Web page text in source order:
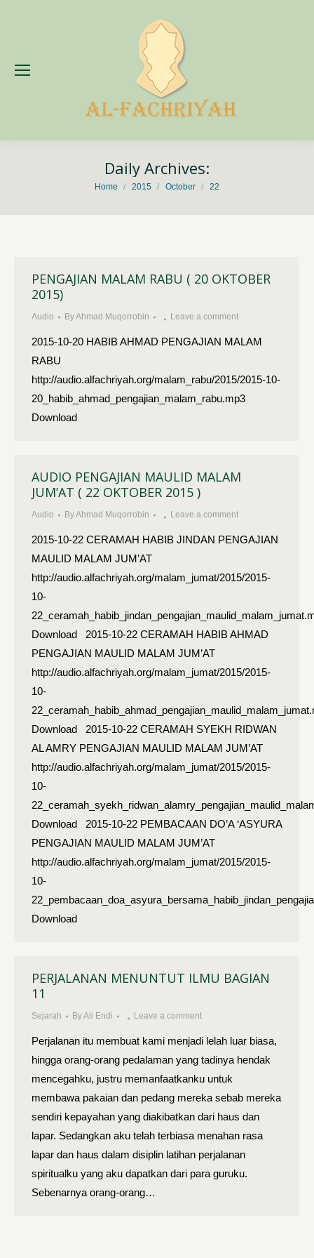
Daily Archives:
You are here:
Home 2015 October 22
PENGAJIAN MALAM RABU ( 20 OKTOBER
2015)
Audio ByAhmad Muqorrobin Leave a comment
2015-10-20 HABIB AHMAD PENGAJIAN MALAM
RABU
http://audio.alfachriyah.org/malam_rabu/2015/2015-10-
20_habib_ahmad_pengajian_malam_rabu.mp3
Download
AUDIO PENGAJIAN MAULID MALAM
JUM’AT ( 22 OKTOBER 2015 )
Audio ByAhmad Muqorrobin Leave a comment
2015-10-22 CERAMAH HABIB JINDAN PENGAJIAN
MAULID MALAM JUM’AT
http://audio.alfachriyah.org/malam_jumat/2015/2015-
10-
Download 2015-10-22 CERAMAH HABIB AHMAD
PENGAJIAN MAULID MALAM JUM’AT
http://audio.alfachriyah.org/malam_jumat/2015/2015-
10-
Download 2015-10-22 CERAMAH SYEKH RIDWAN
AL AMRY PENGAJIAN MAULID MALAM JUM’AT
http://audio.alfachriyah.org/malam_jumat/2015/2015-
10-
Download 2015-10-22 PEMBACAAN DO’A ‘ASYURA
PENGAJIAN MAULID MALAM JUM’AT
http://audio.alfachriyah.org/malam_jumat/2015/2015-
10-
Download
PERJALANAN MENUNTUT ILMU BAGIAN
11
Sejarah ByAli Endi Leave a comment
Perjalanan itu membuat kami menjadi lelah luar biasa,
hingga orang-orang pedalaman yang tadinya hendak
mencegahku, justru memanfaatkanku untuk
membawa pakaian dan pedang mereka sebab mereka
sendiri kepayahan yang diakibatkan dari haus dan
lapar. Sedangkan aku telah terbiasa menahan rasa
lapar dan haus dalam disiplin latihan perjalanan
spiritualku yang aku dapatkan dari para guruku.
Sebenarnya orang-orang…